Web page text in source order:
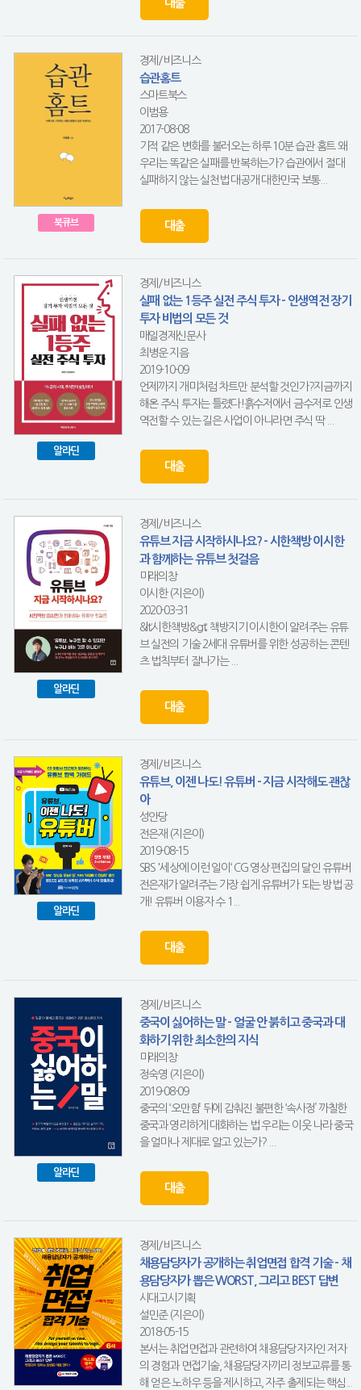
대출
북큐브
경제/비즈니스
습관홈트
스마트북스
이범용
2017-08-08
기적 같은 변화를 불러오는 하루 10분 습관 홈트 왜
우리는 똑같은 실패를 반복하는가? 습관에서 절대
실패하지 않는 실천법 대공개 대한민국 보통...
대출
알라딘
경제/비즈니스
실패 없는 1등주 실전 주식 투자 - 인생역전 장기
투자 비법의 모든 것
매일경제신문사
최병운 지음
2019-10-09
언제까지 개미처럼 차트만 분석할 것인가?지금까지
해온 주식 투자는 틀렸다!흙수저에서 금수저로 인생
역전할 수 있는 길은 사업이 아니라면 주식 딱 ...
대출
알라딘
경제/비즈니스
유튜브 지금 시작하시나요? - 시한책방 이시한
과 함께하는 유튜브 첫걸음
미래의창
이시한 (지은이)
2020-03-31
&lt;시한책방&gt; 책방지기 이시한이 알려주는 유튜
브 실전의 기술 2세대 유튜버를 위한 성공하는 콘텐
츠 법칙부터 잘나가는 ...
대출
알라딘
경제/비즈니스
유튜브, 이젠 나도! 유튜버 - 지금 시작해도 괜찮
아
성안당
전은재 (지은이)
2019-08-15
SBS '세상에 이런 일이‘ CG 영상 편집의 달인 유튜버
전은재가 알려주는 가장 쉽게 유튜버가 되는 방법 공
개! 유튜버 이용자 수 1...
대출
알라딘
경제/비즈니스
중국이 싫어하는 말 - 얼굴 안 붉히고 중국과 대
화하기 위한 최소한의 지식
미래의창
정숙영 (지은이)
2019-08-09
중국의 ‘오만함’ 뒤에 감춰진 불편한 ‘속사정’ 까칠한
중국과 영리하게 대화하는 법 우리는 이웃 나라 중국
을 얼마나 제대로 알고 있는가? ...
대출
경제/비즈니스
채용담당자가 공개하는 취업면접 합격 기술 - 채
용담당자가 뽑은 WORST, 그리고 BEST 답변
시대고시기획
설민준 (지은이)
2018-05-15
본서는 취업면접과 관련하여 채용담당자자인 저자
의 경험과 면접기술, 채용담당자끼리 정보교류를 통
해 얻은 노하우 등을 제시하고, 자주 출제되는 핵심...